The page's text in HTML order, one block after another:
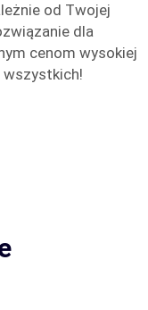
od Twojej
dla
cenom wysokiej